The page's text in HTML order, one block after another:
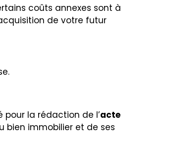
coûts annexes sont à
de votre futur
la rédaction de l’acte
bien immobilier et de ses